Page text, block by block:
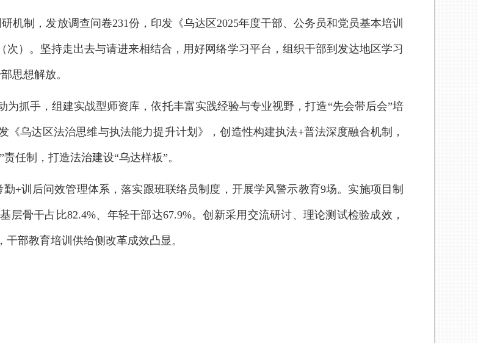
机制，发放调查问卷231份，印发《乌达区2025年度干部、公务员和党员基本培训
次 ）。坚持走出去与请进来相结合，用好网络学习平台，组织干部到发达地区学习
思想解放。
为抓手，组建实战型师资库，依托丰富实践经验与专业视野，打造“先会带后会”培
乌达区法治思维与执法能力提升计划》，创造性构建执法+普法深度融合机制，
任制，打造法治建设“乌达样板”。
+训后问效管理体系，落实跟班联络员制度，开展学风警示教育9场。实施项目制
骨干占比82.4%、年轻干部达67.9%。创新采用交流研讨、理论测试检验成效，
部教育培训供给侧改革成效凸显。